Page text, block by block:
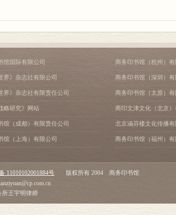
馆国际有限公司
界》杂志社有限公司
界》杂志社有限责任公司
略研究》网站
馆（成都）有限责任公司
馆（上海）有限公司
商务印书馆（杭州）有
商务印书馆（深圳）有
商务印书馆（太原）有
商印文津文化（北京）
北京涵芬楼文化传播有
商务印书馆（福州）有
11010102001884号
版权所有 2004 商务印书馆
所王宇明律师